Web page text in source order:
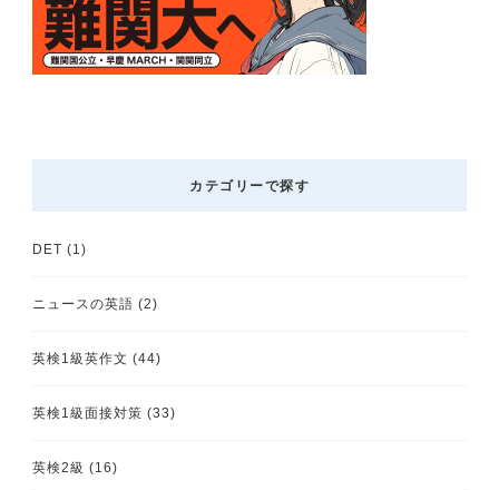
カテゴリーで探す
DET (1)
ニュースの英語 (2)
英検1級英作文 (44)
英検1級面接対策 (33)
英検2級 (16)